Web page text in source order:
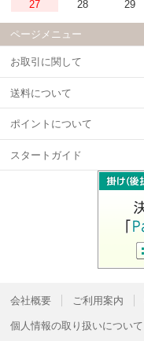
27
28 29
ページメニュー
お取引に関して
送料について
ポイントについて
スタートガイド
会社概要 ご利用案内
個人情報の取り扱いについて